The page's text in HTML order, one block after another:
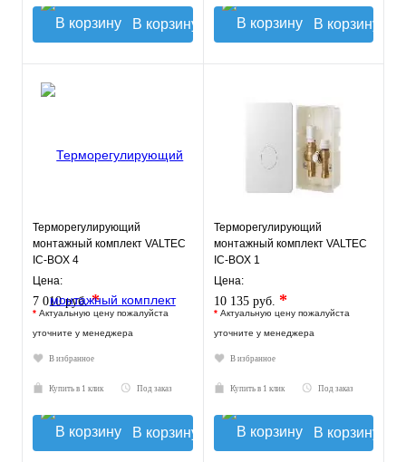
В корзину В корзину
Терморегулирующий
монтажный комплект VALTEC
IC-BOX 4
Цена:
7 010 руб.*
* Актуальную цену пожалуйста
уточните у менеджера
В избранное
Купить в 1 клик Под заказ
В корзину
Терморегулирующий
монтажный комплект VALTEC
IC-BOX 1
Цена:
10 135 руб. *
* Актуальную цену пожалуйста
уточните у менеджера
В избранное
Купить в 1 клик Под заказ
В корзину